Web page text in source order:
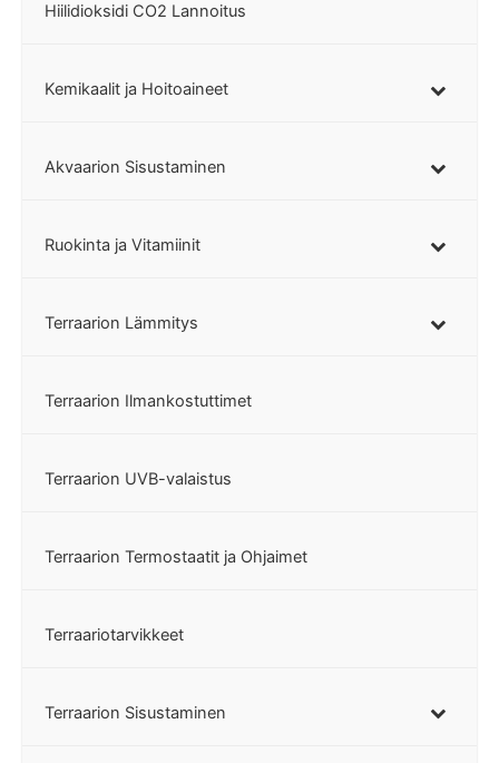
Hiilidioksidi CO2 Lannoitus
Kemikaalit ja Hoitoaineet
Akvaarion Sisustaminen
Ruokinta ja Vitamiinit
Terraarion Lämmitys
Terraarion Ilmankostuttimet
Terraarion UVB-valaistus
Terraarion Termostaatit ja Ohjaimet
Terraariotarvikkeet
Terraarion Sisustaminen